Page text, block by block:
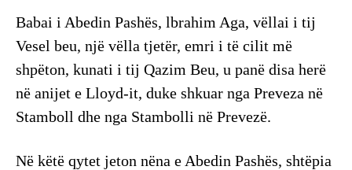
Babai i Abedin Pashës, lbrahim Aga, vëllai i tij
Vesel beu, një vëlla tjetër, emri i të cilit më
shpëton, kunati i tij Qazim Beu, u panë disa herë
në anijet e Lloyd-it, duke shkuar nga Preveza në
Stamboll dhe nga Stambolli në Prevezë.
Në këtë qytet jeton nëna e Abedin Pashës, shtëpia